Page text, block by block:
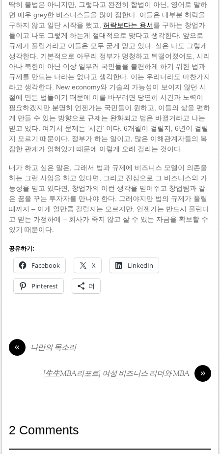
딱히 불법은 아니지만, 그렇다고 완전히 합법이 아닌, 영어로 말하
면 매우 grey한 비즈니스들을 많이 접한다. 이들은 대부분 허락을
구하지 않고 일단 시작을 했고, 허락보다는 용서를 구하는 창업가
들이고 나도 그렇게 하는게 절대적으로 맞다고 생각한다. 앞으로
규제가 풀릴거라고 이들은 모두 굳게 믿고 있다. 실은 나도 그렇게
생각한다. 기본적으로 아무리 정부가 멍청하고 뒤떨어졌어도, 시리
아나 북한이 아닌 이상 일부러 국민들을 불편하게 하기 위한 법과
규제를 만드는 나라는 없다고 생각한다. 이는 우리나라도 마찬가지
라고 생각한다. New economy와 기술의 가능성이 보이지 않던 시
절에 만든 법들이기 때문에 이를 바꾸려면 당연히 시간과 노력이
필요하겠지만 분명히 언젠가는 국민들이 원하고, 이들의 삶을 편하
게 만들 수 있는 방향으로 규제는 완화되고 법은 바뀔거라고 나는
믿고 있다. 여기서 문제는 ‘시간’ 이다. 6개월이 걸릴지, 6년이 걸릴
지 모르기 때문이다. 정부가 하는 일이고, 많은 이해관계자들의 복
잡한 관계가 얽혀있기 때문에 이렇게 오래 걸리는 것이다.
내가 하고 싶은 말은, 그래서 법과 규제에 비즈니스 모델이 의존을
하는 그런 사업을 하고 있다면, 그리고 진심으로 그 비즈니스의 가
능성을 믿고 있다면, 창업가의 이런 생각을 믿어주고 창업팀과 같
은 꿈을 꾸는 투자자를 만나야 한다. 그래야지만 법의 규제가 풀릴
때까지 – 이게 얼만큼 걸릴지는 모르지만, 언젠가는 반드시 풀린다
고 믿는 가정하에 – 회사가 죽지 않고 살 수 있는 자금을 확보할 수
있기 때문이다.
공유하기:
Facebook X LinkedIn
Pinterest 더
« 나만의 목소리
»
[生生MBA리포트] 여성 비즈니스 리더와 MBA
2 Comments